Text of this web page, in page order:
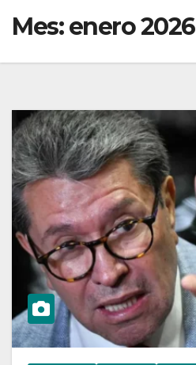
Mes:enero 2026